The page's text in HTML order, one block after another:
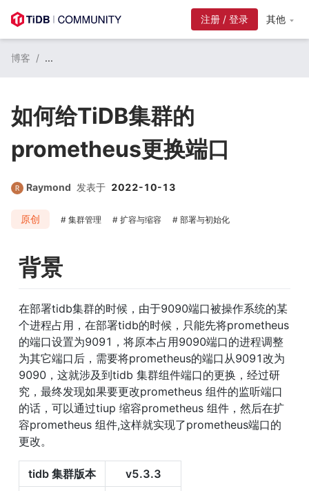
注册 / 登录 其他
博客 / ...
如何给TiDB集群的
prometheus更换端口
Raymond 发表于 2022-10-13
原创 集群管理 扩容与缩容 部署与初始化
背景
在部署tidb集群的时候，由于9090端口被操作系统的某
个进程占用，在部署tidb的时候，只能先将prometheus
的端口设置为9091，将原本占用9090端口的进程调整
为其它端口后，需要将prometheus的端口从9091改为
9090，这就涉及到tidb 集群组件端口的更换，经过研
究，最终发现如果要更改prometheus 组件的监听端口
的话，可以通过tiup 缩容prometheus 组件，然后在扩
容prometheus 组件,这样就实现了prometheus端口的
更改。
tidb 集群版本
v5.3.3